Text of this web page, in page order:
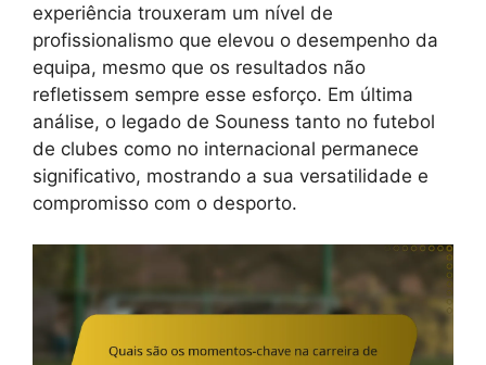
experiência trouxeram um nível de
profissionalismo que elevou o desempenho da
equipa, mesmo que os resultados não
refletissem sempre esse esforço. Em última
análise, o legado de Souness tanto no futebol
de clubes como no internacional permanece
significativo, mostrando a sua versatilidade e
compromisso com o desporto.